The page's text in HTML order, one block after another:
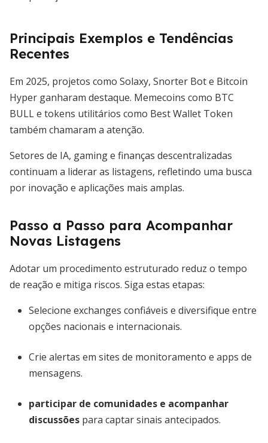
Principais Exemplos e Tendências
Recentes
Em 2025, projetos como Solaxy, Snorter Bot e Bitcoin
Hyper ganharam destaque. Memecoins como BTC
BULL e tokens utilitários como Best Wallet Token
também chamaram a atenção.
Setores de IA, gaming e finanças descentralizadas
continuam a liderar as listagens, refletindo uma busca
por inovação e aplicações mais amplas.
Passo a Passo para Acompanhar
Novas Listagens
Adotar um procedimento estruturado reduz o tempo
de reação e mitiga riscos. Siga estas etapas:
Selecione exchanges confiáveis e diversifique entre
opções nacionais e internacionais.
Crie alertas em sites de monitoramento e apps de
mensagens.
participar de comunidades e acompanhar
discussões para captar sinais antecipados.